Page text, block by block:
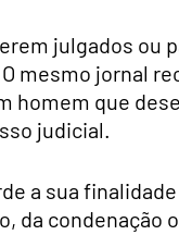
julgados ou
mesmo jornal
homem que
judicial.
a sua
da condenação